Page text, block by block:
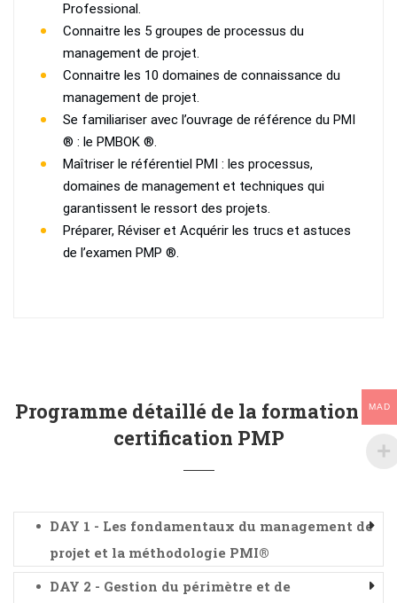
Professional.
Connaitre les 5 groupes de processus du
management de projet.
Connaitre les 10 domaines de connaissance du
management de projet.
Se familiariser avec l’ouvrage de référence du PMI
® : le PMBOK ®.
Maîtriser le référentiel PMI : les processus,
domaines de management et techniques qui
garantissent le ressort des projets.
Préparer, Réviser et Acquérir les trucs et astuces
de l’examen PMP ®.
Programme détaillé de la formation et
certification PMP
DAY 1 - Les fondamentaux du management de
projet et la méthodologie PMI®
DAY 2 - Gestion du périmètre et de
MAD